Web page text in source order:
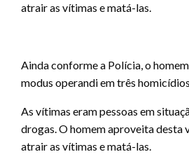
atrair as vítimas e matá-las.
Ainda conforme a Polícia, o
modus operandi em três
As vítimas eram pessoas em
drogas. O homem aproveita desta
atrair as vítimas e matá-las.